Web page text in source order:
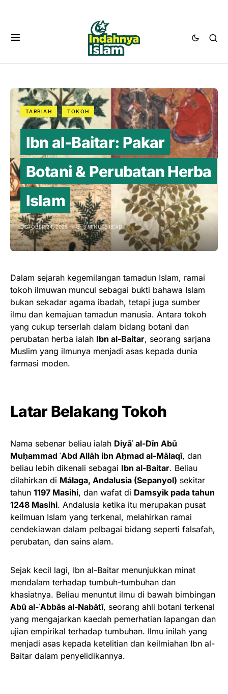
TARBIAH TOKOH
Ibn al-Baitar: Pakar
Botani & Perubatan Herba
Islam
OCTOBER 24, 2025 3 MINUTE READ
Dalam sejarah kegemilangan tamadun Islam, ramai
tokoh ilmuwan muncul sebagai bukti bahawa Islam
bukan sekadar agama ibadah, tetapi juga sumber
ilmu dan kemajuan tamadun manusia. Antara tokoh
yang cukup terserlah dalam bidang botani dan
perubatan herba ialah Ibn al-Baitar, seorang sarjana
Muslim yang ilmunya menjadi asas kepada dunia
farmasi moden.
Latar Belakang Tokoh
Nama sebenar beliau ialah Diyāʾ al-Dīn Abū
Muḥammad ʿAbd Allāh ibn Aḥmad al-Mālaqī, dan
beliau lebih dikenali sebagai Ibn al-Baitar. Beliau
dilahirkan di Málaga, Andalusia (Sepanyol) sekitar
tahun 1197 Masihi, dan wafat di Damsyik pada tahun
1248 Masihi. Andalusia ketika itu merupakan pusat
keilmuan Islam yang terkenal, melahirkan ramai
cendekiawan dalam pelbagai bidang seperti falsafah,
perubatan, dan sains alam.
Sejak kecil lagi, Ibn al-Baitar menunjukkan minat
mendalam terhadap tumbuh-tumbuhan dan
khasiatnya. Beliau menuntut ilmu di bawah bimbingan
Abū al-ʿAbbās al-Nabātī, seorang ahli botani terkenal
yang mengajarkan kaedah pemerhatian lapangan dan
ujian empirikal terhadap tumbuhan. Ilmu inilah yang
menjadi asas kepada ketelitian dan keilmiahan Ibn al-
Baitar dalam penyelidikannya.